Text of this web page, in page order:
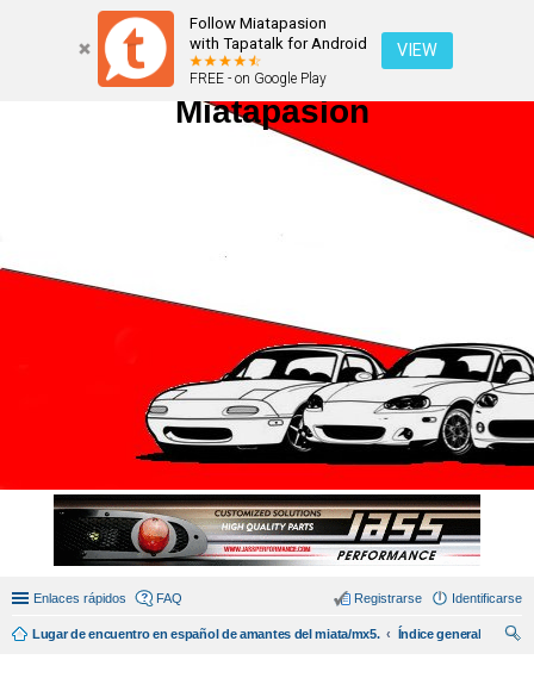
Follow Miatapasion
with Tapatalk for Android
FREE - on Google Play
VIEW
Miatapasion
Enlaces rápidos FAQ Identificarse
Registrarse
Lugar de encuentro en español de amantes del miata/mx5.
Índice general